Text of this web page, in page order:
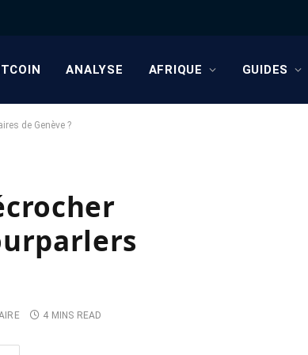
ANALYSE AFRIQUE GUIDES
de Genève ?
4 MINS READ